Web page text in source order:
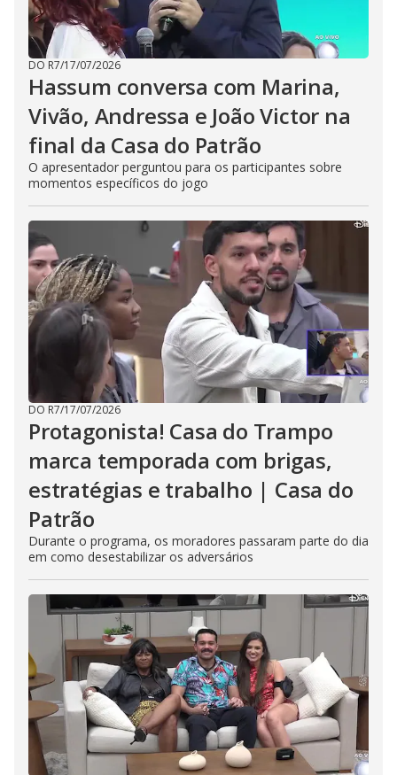
DO R7/17/07/2026
Hassum conversa com Marina,
Vivão, Andressa e João Victor na
final da Casa do Patrão
O apresentador perguntou para os participantes sobre
momentos específicos do jogo
DO R7/17/07/2026
Protagonista! Casa do Trampo
marca temporada com brigas,
estratégias e trabalho | Casa do
Patrão
Durante o programa, os moradores passaram parte do dia
em como desestabilizar os adversários